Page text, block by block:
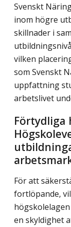
Svenskt
inom högre
skillnader i
vilken
som Svenskt
uppfattning
arbetslivet
Förtydliga
För att
fortlöpande,
en skyldighet